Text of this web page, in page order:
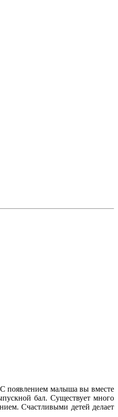
появлением малыша вы вместе
бал. Существует много
Счастливыми детей делает